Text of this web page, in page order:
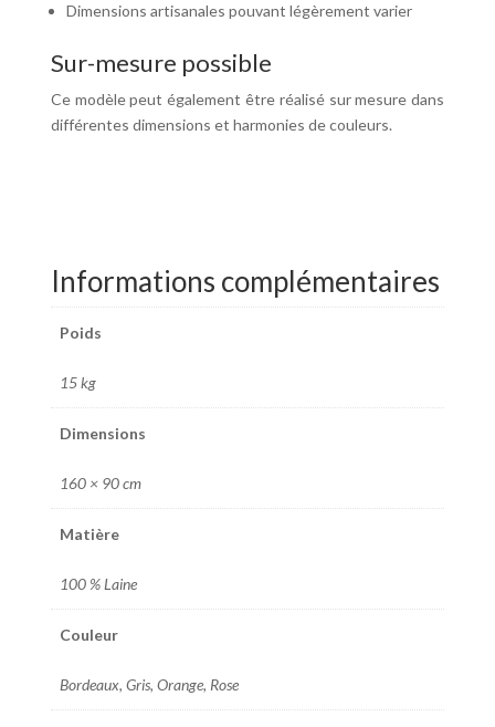
Dimensions artisanales pouvant légèrement varier
Sur-mesure possible
Ce modèle peut également être réalisé sur mesure dans
différentes dimensions et harmonies de couleurs.
Informations complémentaires
Poids
15 kg
Dimensions
160 × 90 cm
Matière
100 % Laine
Couleur
Bordeaux, Gris, Orange, Rose